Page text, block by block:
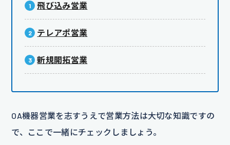
飛び込み営業
テレアポ営業
新規開拓営業
OA機器営業を志すうえで営業方法は大切な知識ですの
で、ここで一緒にチェックしましょう。